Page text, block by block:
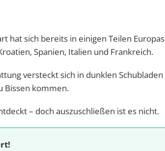
hat sich bereits in einigen Teilen Europas
Spanien, Italien und Frankreich.
versteckt sich in dunklen Schubladen
Bissen kommen.
– doch auszuschließen ist es nicht.